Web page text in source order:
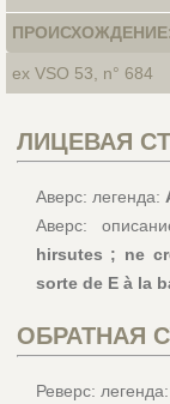
ПРОИСХОЖДЕНИЕ:
ex VSO 53, n° 684
ЛИЦЕВАЯ
Аверс: легенда:
Аверс:
hirsutes ; ne
sorte de E à la
ОБРАТНАЯ
Реверс: легенда: